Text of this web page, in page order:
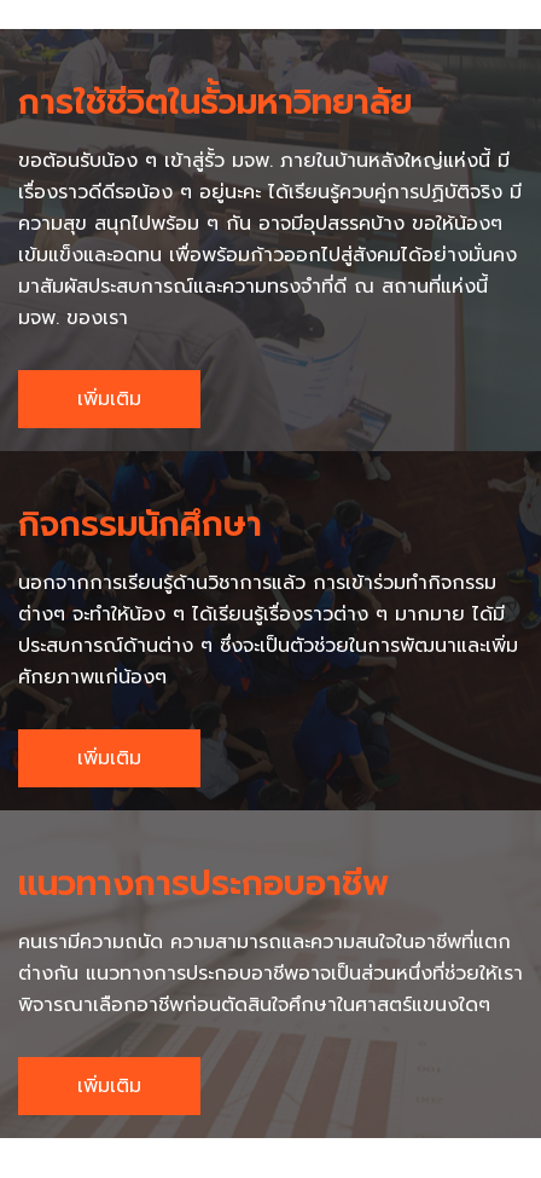
การใช้ชีวิตในรั้วมหาวิทยาลัย
ขอต้อนรับน้อง ๆ เข้าสู่รั้ว มจพ. ภายในบ้านหลังใหญ่แห่งนี้ มี
เรื่องราวดีดีรอน้อง ๆ อยู่นะคะ ได้เรียนรู้ควบคู่การปฏิบัติจริง มี
ความสุข สนุกไปพร้อม ๆ กัน อาจมีอุปสรรคบ้าง ขอให้น้องๆ
เข้มแข็งและอดทน เพื่อพร้อมก้าวออกไปสู่สังคมได้อย่างมั่นคง
มาสัมผัสประสบการณ์และความทรงจำที่ดี ณ สถานที่แห่งนี้
มจพ. ของเรา
เพิ่มเติม
กิจกรรมนักศึกษา
นอกจากการเรียนรู้ด้านวิชาการแล้ว การเข้าร่วมทำกิจกรรม
ต่างๆ จะทำให้น้อง ๆ ได้เรียนรู้เรื่องราวต่าง ๆ มากมาย ได้มี
ประสบการณ์ด้านต่าง ๆ ซึ่งจะเป็นตัวช่วยในการพัฒนาและเพิ่ม
ศักยภาพแก่น้องๆ
เพิ่มเติม
แนวทางการประกอบอาชีพ
คนเรามีความถนัด ความสามารถและความสนใจในอาชีพที่แตก
ต่างกัน แนวทางการประกอบอาชีพอาจเป็นส่วนหนึ่งที่ช่วยให้เรา
พิจารณาเลือกอาชีพก่อนตัดสินใจศึกษาในศาสตร์แขนงใดๆ
เพิ่มเติม